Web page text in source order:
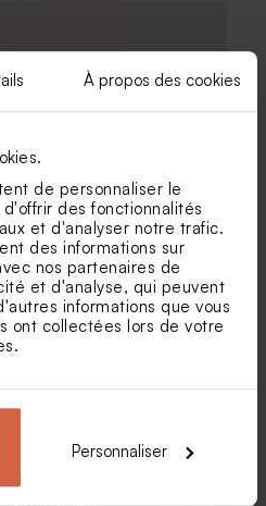
À propos des cookies
de personnaliser le
des fonctionnalités
et d'analyser notre trafic.
des informations sur
nos partenaires de
et d'analyse, qui peuvent
informations que vous
ont collectées lors de votre
Personnaliser
Sucette mariage fleurs
séchées
Marque place mariage
bouquet floral rose et blanc